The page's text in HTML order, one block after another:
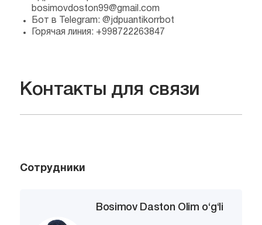
bosimovdoston99@gmail.com
Бот в Telegram: @jdpuantikorrbot
Горячая линия: +998722263847
Контакты для связи
Сотрудники
Bosimov Daston Olim o‘g‘li